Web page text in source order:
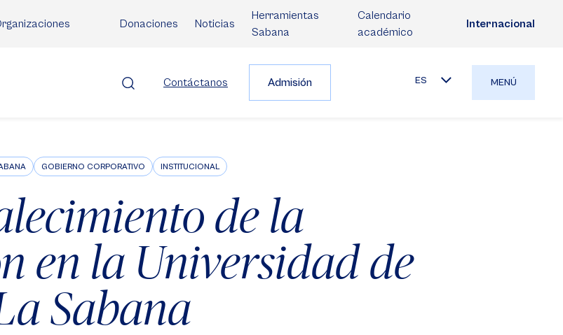
Donaciones Noticias
Herramientas
Sabana
Calendario
académico
Internacional
Contáctanos Admisión ES MENÚ
GOBIERNO CORPORATIVO INSTITUCIONAL
de la
en la Universidad de
Sabana